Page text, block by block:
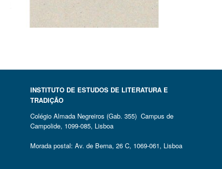
INSTITUTO DE ESTUDOS DE LITERATURA E
TRADIÇÃO
Colégio Almada Negreiros (Gab. 355) Campus de
Campolide, 1099-085, Lisboa
Morada postal: Av. de Berna, 26 C, 1069-061, Lisboa